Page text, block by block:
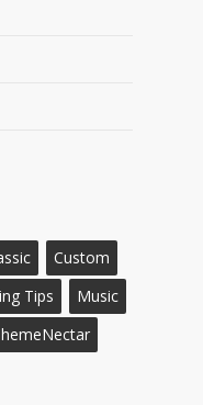
Custom
Tips
Music